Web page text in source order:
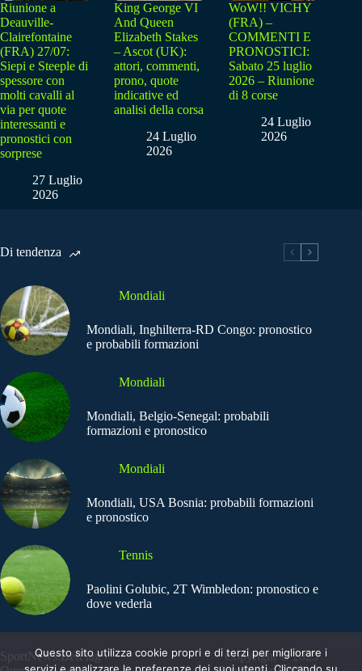
Riunione a
Deauville-
Clairefontaine
(FRA) 27/07:
Siepi e Steeple di
spessore con
molti cavalli al
via per quote
interessanti e
pronostici con
sorprese
27 Luglio
2026
King George VI
And Queen
Elizabeth Stakes
– Ascot (UK):
attori, commenti,
prono, quote
indicative ed
analisi della corsa
24 Luglio
2026
WoW!! VICHY
(FRA) –
COMMENTI E
PRONOSTICI:
Sabato 25 luglio
2026 – Riunione
di 8 corse
24 Luglio
2026
Di tendenza
Mondiali
Mondiali, Inghilterra-RD Congo: pronostico
e probabili formazioni
Mondiali
Mondiali, Belgio-Senegal: probabili
formazioni e pronostico
Mondiali
Mondiali, USA Bosnia: probabili formazioni
e pronostico
Tennis
Paolini Golubic, 2T Wimbledon: pronostico e
dove vederla
SportNews.BetFlag -
Copyright © 2025
Questo sito utilizza cookie propri e di terzi per migliorare i